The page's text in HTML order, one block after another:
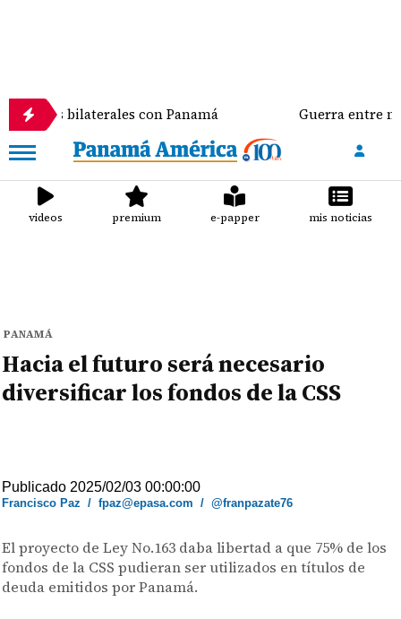
con Panamá Guerra entre negros y
videos premium e-papper mis noticias
PANAMÁ
Hacia el futuro será necesario
diversificar los fondos de la CSS
Publicado 2025/02/03 00:00:00
Francisco Paz /fpaz@epasa.com /@franpazate76
El proyecto de Ley No.163 daba libertad a que 75% de los
fondos de la CSS pudieran ser utilizados en títulos de
deuda emitidos por Panamá.